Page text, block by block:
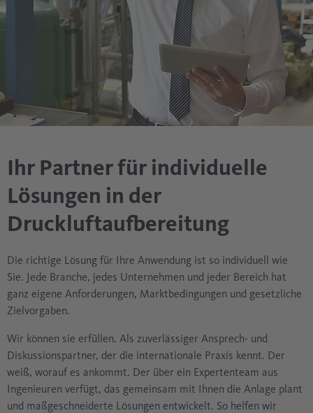
Ihr Partner für individuelle
Lösungen in der
Druckluftaufbereitung
Die richtige Lösung für Ihre Anwendung ist so individuell wie
Sie. Jede Branche, jedes Unternehmen und jeder Bereich hat
ganz eigene Anforderungen, Marktbedingungen und gesetzliche
Zielvorgaben.
Wir können sie erfüllen. Als zuverlässiger Ansprech- und
Diskussionspartner, der die internationale Praxis kennt. Der
weiß, worauf es ankommt. Der über ein Expertenteam aus
Ingenieuren verfügt, das gemeinsam mit Ihnen die Anlage plant
und maßgeschneiderte Lösungen entwickelt. So helfen wir